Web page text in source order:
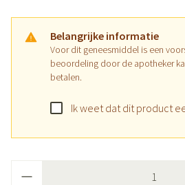
Belangrijke informatie
Voor dit geneesmiddel is een
beoordeling door de apotheker
betalen.
Ik weet dat dit product